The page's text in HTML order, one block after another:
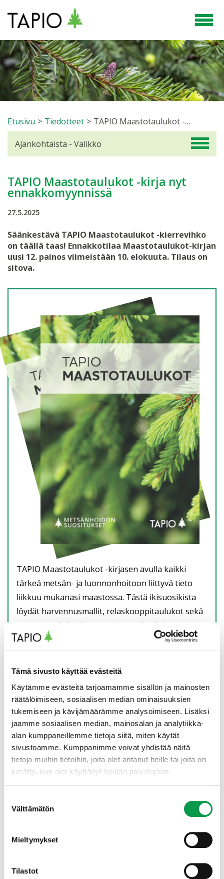
Tämä sivusto käyttää evästeitä
Käytämme evästeitä tarjoamamme sisällön ja mainosten
räätälöimiseen, sosiaalisen median ominaisuuksien
tukemiseen ja kävijämäärämme analysoimiseen. Lisäksi
jaamme sosiaalisen median, mainosalan ja analytiikka-
alan kumppaneillemme tietoja siitä, miten käytät
sivustoamme. Kumppanimme voivat yhdistää näitä
tietoja muihin tietoihin, joita olet antanut heille tai joita on
kerätty, kun olet käyttänyt heidän palvelujaan.
valinta
Välttämätön
Mieltymykset
Tilastot
Etusivu > Tiedotteet > TAPIO Maastotaulukot -kirja nyt ennakkomyynnissä
TAPIO Maastotaulukot -kirja nyt
ennakkomyynnissä
27.5.2025
Säänkestävä TAPIO Maastotaulukot -kierrevihko
on täällä taas! Ennakkotilaa Maastotaulukot-kirjan
uusi 12. painos viimeistään 10. elokuuta. Tilaus on
sitova.
TAPIO Maastotaulukot -kirjasen avulla kaikki
tärkeä metsän- ja luonnonhoitoon liittyvä tieto
liikkuu mukanasi maastossa. Tästä ikisuosikista
löydät harvennusmallit, relaskooppitaulukot sekä
muut metsänhoidon suositusten keskeiset
taulukot. Uutuutena mukana muun muassa
rauduskoivun harvennusmallit sekä paljon
toivotut työpistekohtaiset runkolukutaulukot
Maastotaulukot-kierrevihkon hinta on 23,90 € sis. ALV
14 %. Minimitilausmäärä on 20 kpl. Toimituskulut
lisätään hintaan. Toimitukset viikolla 37.
TAPIO Maastotaulukot -opas sisältää
metsänhoidon suositusten
kasvupaikkojen tunnistuksen
kasvatusperiaatteet
harvennusmallit ja runkolukuohjeet hoidettuihin ja
hoitamattomiin metsiin
Ajankohtaista - Valikko